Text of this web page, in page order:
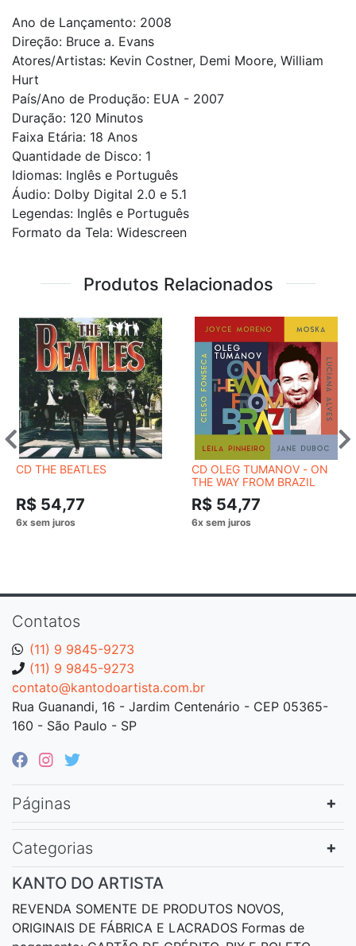
Ano de Lançamento: 2008
Direção: Bruce a. Evans
Atores/Artistas: Kevin Costner, Demi Moore, William
Hurt
País/Ano de Produção: EUA - 2007
Duração: 120 Minutos
Faixa Etária: 18 Anos
Quantidade de Disco: 1
Idiomas: Inglês e Português
Áudio: Dolby Digital 2.0 e 5.1
Legendas: Inglês e Português
Formato da Tela: Widescreen
Produtos Relacionados
CD THE BEATLES
R$ 54,77
CD OLEG TUMANOV - ON
THE WAY FROM BRAZIL
R$ 54,77
Contatos
(11) 9 9845-9273
(11) 9 9845-9273
contato@kantodoartista.com.br
Rua Guanandi, 16 - Jardim Centenário - CEP 05365-
160 - São Paulo - SP
Páginas
Categorias
KANTO DO ARTISTA
REVENDA SOMENTE DE PRODUTOS NOVOS,
ORIGINAIS DE FÁBRICA E LACRADOS Formas de